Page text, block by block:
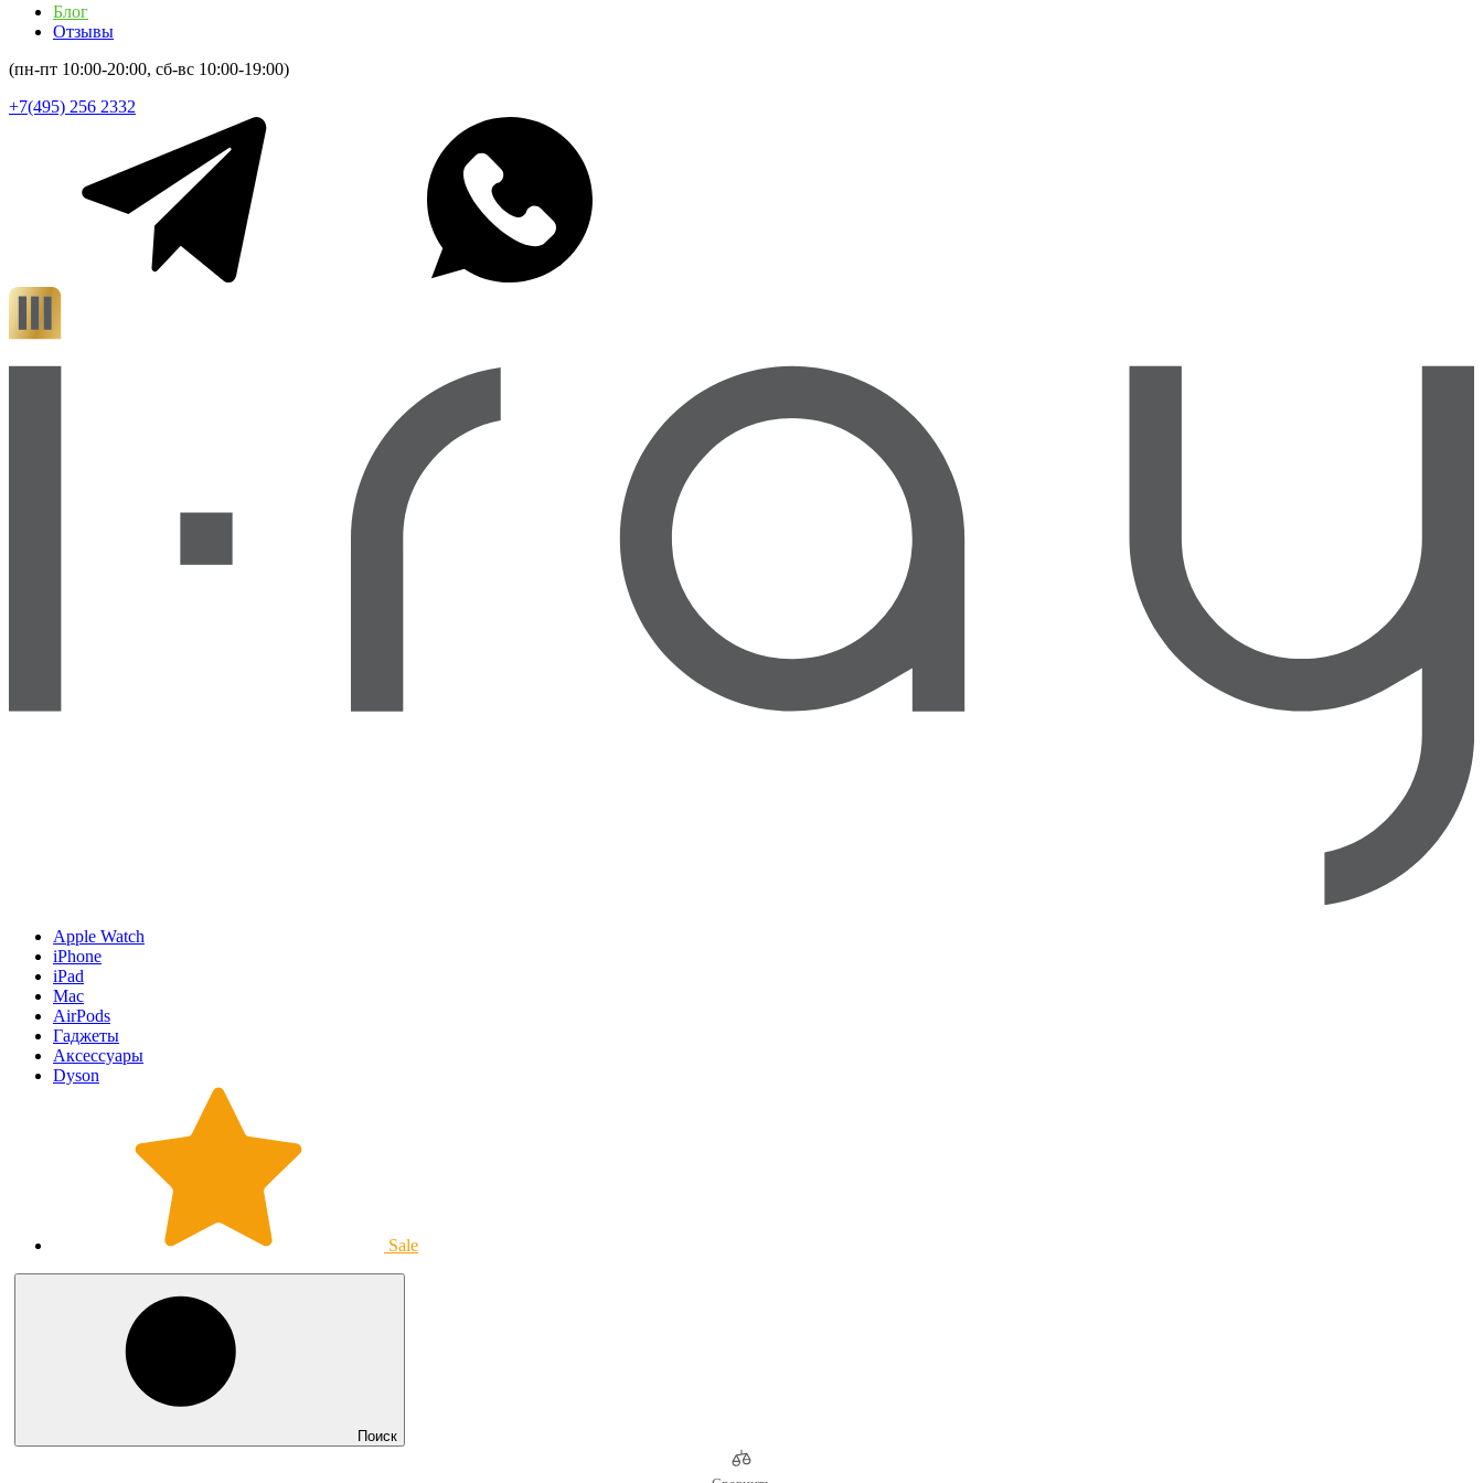
Блог
Отзывы
(пн-пт 10:00-20:00, сб-вс 10:00-19:00)
+7(495) 256 2332
Apple Watch
iPhone
iPad
Mac
AirPods
Гаджеты
Аксессуары
Dyson
Sale
Поиск